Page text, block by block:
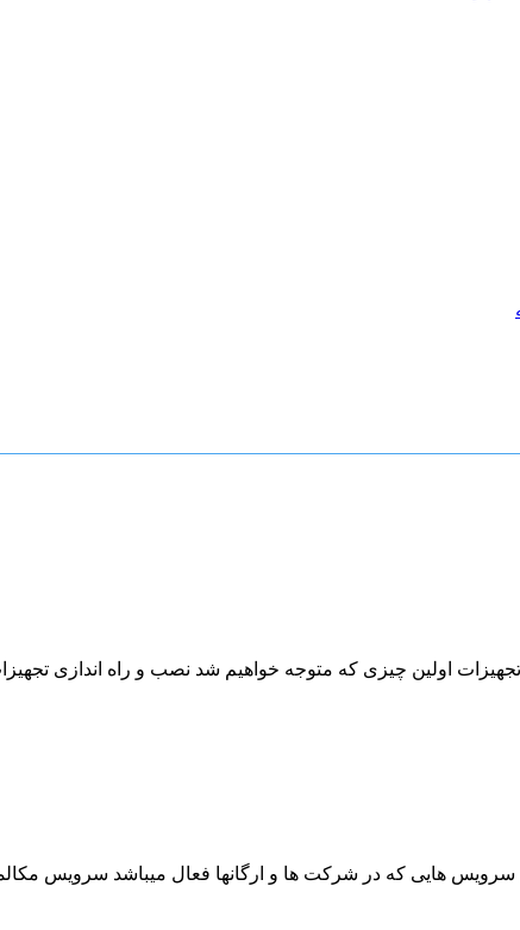
اولین چیزی که متوجه خواهیم شد نصب و راه اندازی
هایی که در شرکت ها و ارگانها فعال میباشد سرویس